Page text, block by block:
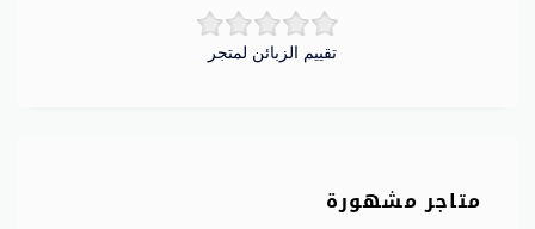
تقييم الزبائن لمتجر
متاجر مشهورة